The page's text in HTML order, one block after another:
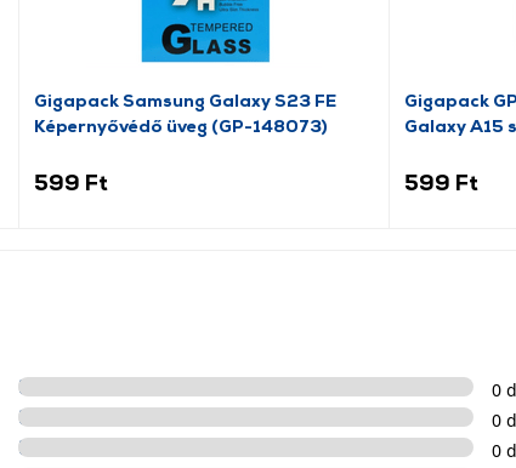
Gigapack Samsung Galaxy S23 FE
Képernyővédő üveg (GP-148073)
599 Ft
Gigapack
Galaxy A15
599 Ft
0
0
0